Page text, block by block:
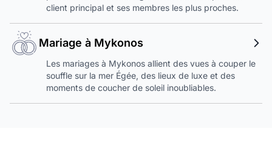
client principal et ses membres les plus proches.
Mariage à Mykonos
Les mariages à Mykonos allient des vues à couper le
souffle sur la mer Égée, des lieux de luxe et des
moments de coucher de soleil inoubliables.